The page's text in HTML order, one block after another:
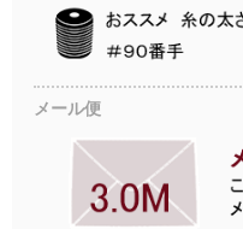
メール便